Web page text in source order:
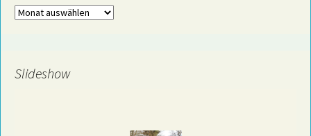
Archiv
Slideshow